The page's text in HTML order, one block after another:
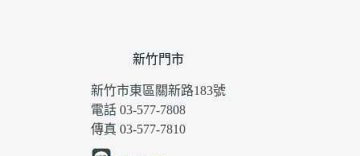
新竹門市
新竹市東區關新路183號
電話 03-577-7808
傳真 03-577-7810